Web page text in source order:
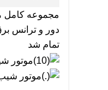
دور و ترانس
تمام شد